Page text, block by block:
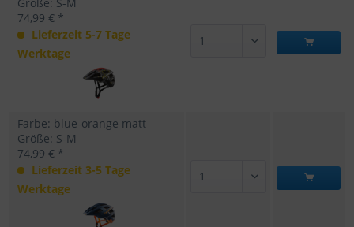
74,99 € *
Lieferzeit 5-7 Tage
Werktage
Farbe: blue-orange matt
Größe: S-M
74,99 € *
Lieferzeit 3-5 Tage
Werktage